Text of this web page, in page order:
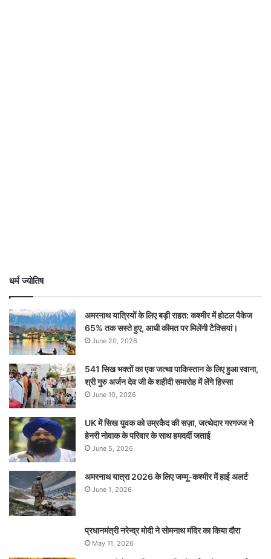
धर्म ज्योतिष
अमरनाथ यात्रियों के लिए बड़ी राहत: कश्मीर में होटल पैकेज
65% तक सस्ते हुए, आधी कीमत पर मिलेंगी टैक्सियां।
June 20, 2026
541 सिख भक्तों का एक जत्था पाकिस्तान के लिए हुआ रवाना,
श्री गुरु अर्जन देव जी के शहीदी समारोह में लेंगे हिस्सा
June 10, 2026
UK में सिख युवक को उम्रकैद की सज़ा, जत्थेदार गरगज्ज ने
हेनरी नोवाक के परिवार के साथ हमदर्दी जताई
June 5, 2026
अमरनाथ यात्रा 2026 के लिए जम्मू-कश्मीर में हाई अलर्ट
June 1, 2026
प्रधानमंत्री नरेन्‍द्र मोदी ने सोमनाथ मंदिर का किया दौरा
May 11, 2026